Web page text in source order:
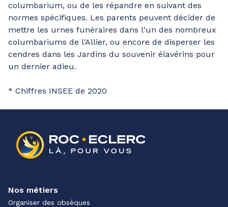
columbarium, ou de les répandre en suivant des
normes spécifiques. Les parents peuvent décider de
mettre les urnes funéraires dans l'un des nombreux
columbariums de l'Allier, ou encore de disperser les
cendres dans les Jardins du souvenir élavérins pour
un dernier adieu.
* Chiffres INSEE de 2020
Nos métiers
Organiser des obsèques